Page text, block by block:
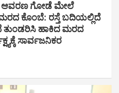
ಆವರಣ ಗೋಡೆ ಮೇಲೆ
ಕೊಂಬೆ: ರಸ್ತೆ ಬದಿಯಲ್ಲಿದೆ
ತುಂಡರಿಸಿ ಹಾಕಿದ ಮರದ
ಸಾರ್ವಜನಿಕರ